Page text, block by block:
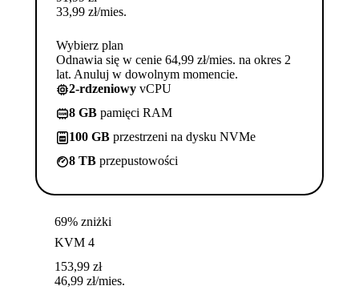
33,99 zł/mies.
Wybierz plan
Odnawia się w cenie 64,99 zł/mies. na okres 2
lat. Anuluj w dowolnym momencie.
2-rdzeniowy vCPU
8 GB pamięci RAM
100 GB przestrzeni na dysku NVMe
8 TB przepustowości
69% zniżki
KVM 4
153,99 zł
46,99 zł/mies.